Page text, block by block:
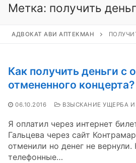
Метка: получить
АДВОКАТ АВИ АПТЕКМАН
Как получить деньги с
отмененного концерта?
06.10.2016 ВЗЫСКАНИЕ УЩЕРБА
Я оплатил через интернет
Гальцева через сайт
отменили но денег не
телефонные…